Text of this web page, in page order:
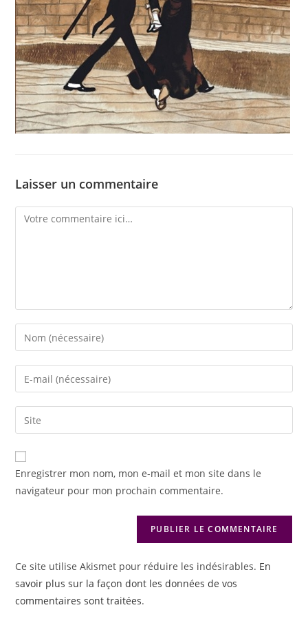
Laisser un commentaire
Enregistrer mon nom, mon e-mail et mon site dans le
navigateur pour mon prochain commentaire.
Ce site utilise Akismet pour réduire les indésirables. En
savoir plus sur la façon dont les données de vos
commentaires sont traitées.